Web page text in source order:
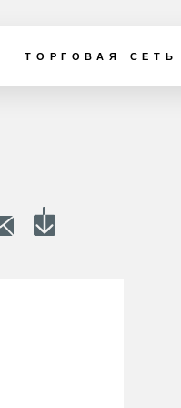
ТОРГОВАЯ СЕТЬ